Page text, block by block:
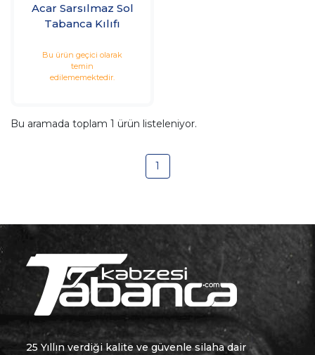
Acar Sarsılmaz Sol
Tabanca Kılıfı
Bu ürün geçici olarak
temin
edilememektedir.
Bu aramada toplam 1 ürün listeleniyor.
1
25 Yıllın verdiği kalite ve güvenle silaha dair